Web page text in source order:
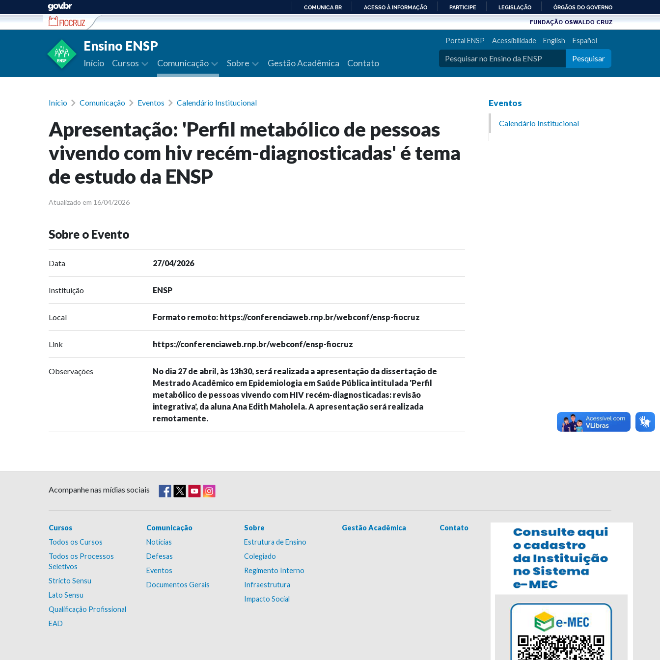
Ir para conteúdo
PARA
COMUNICA BR ACESSO À INFORMAÇÃO PARTICIPE LEGISLAÇÃO ÓRGÃOS DO GOVERNO
Ensino ENSP
Início Cursos Comunicação Sobre Gestão Acadêmica Contato
Portal ENSP Acessibilidade English Español
Pesquisar
Início Comunicação Eventos Calendário Institucional
Apresentação: 'Perfil metabólico de pessoas
vivendo com hiv recém-diagnosticadas' é tema
de estudo da ENSP
Atualizado em 16/04/2026
Sobre o Evento
Data 27/04/2026
Instituição ENSP
Local Formato remoto: https://conferenciaweb.rnp.br/webconf/ensp-fiocruz
Link https://conferenciaweb.rnp.br/webconf/ensp-fiocruz
Observações
No dia 27 de abril, às 13h30, será realizada a apresentação da dissertação de
Mestrado Acadêmico em Epidemiologia em Saúde Pública intitulada 'Perfil
metabólico de pessoas vivendo com HIV recém-diagnosticadas: revisão
integrativa', da aluna Ana Edith Maholela. A apresentação será realizada
remotamente.
Eventos
Calendário Institucional
Acompanhe nas mídias sociais
Cursos
Todos os Cursos
Todos os Processos
Seletivos
Stricto Sensu
Lato Sensu
Qualificação Profissional
EAD
Comunicação
Notícias
Defesas
Eventos
Documentos Gerais
Sobre
Estrutura de Ensino
Colegiado
Regimento Interno
Infraestrutura
Impacto Social
Gestão Acadêmica Contato